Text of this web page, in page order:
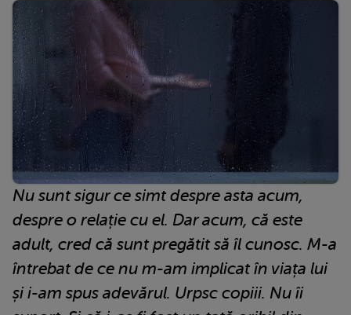
Nu sunt sigur ce simt despre asta acum,
despre o relație cu el. Dar acum, că este
adult, cred că sunt pregătit să îl cunosc. M-a
întrebat de ce nu m-am implicat în viața lui
și i-am spus adevărul. Urpsc copiii. Nu îi